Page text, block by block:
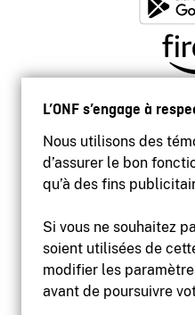
L’ONF s’engage à
Nous utilisons des
d’assurer le bon
qu’à des fins
Si vous ne souhaitez
soient utilisées de
modifier les
avant de poursuivre
Site